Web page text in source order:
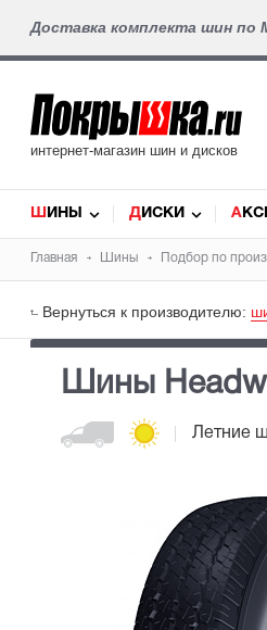
Доставка комплекта шин по
интернет-магазин шин и дисков
ШИНЫ ДИСКИ
Главная Шины Подбор по
Вернуться к производителю:
Шины
Летние